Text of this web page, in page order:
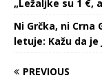
„Ležaljke su 1 €,
Ni Grčka, ni Crna
letuje: Kažu da
PREVIOUS